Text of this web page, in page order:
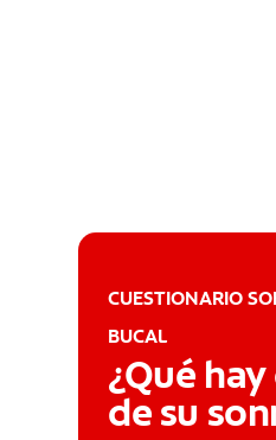
CUESTIONARIO
BUCAL
¿Qué
de su